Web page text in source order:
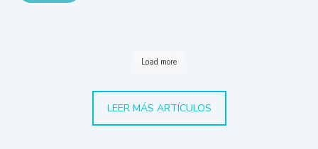
Load more
LEER MÁS ARTÍCULOS